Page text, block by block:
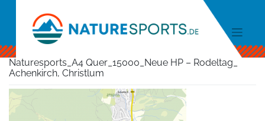
Naturesports_A4 Quer_15000_Neue HP – Rodeltag_
Achenkirch, Christlum